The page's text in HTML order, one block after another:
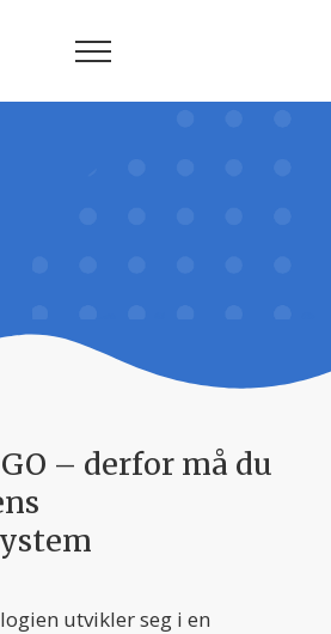
– derfor må du
utvikler seg i en